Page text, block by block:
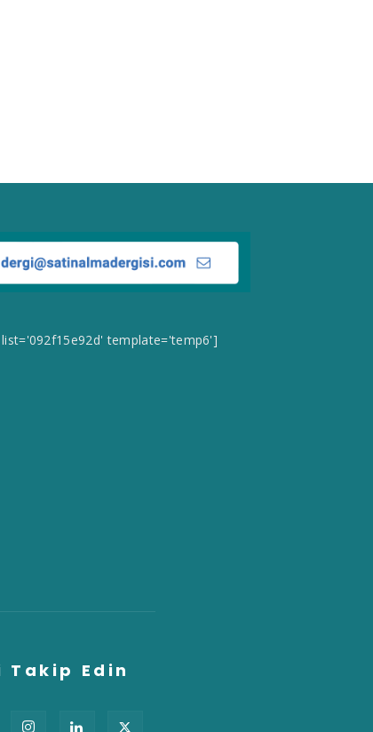
list='092f15e92d' template='temp6']
Takip Edin